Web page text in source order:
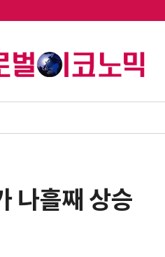
나흘째 상승